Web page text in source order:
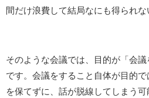
間だけ浪費して結局なにも得られな
そのような会議では、目的が「会
です。会議をすること自体が目的
を保てずに、話が脱線してしまう